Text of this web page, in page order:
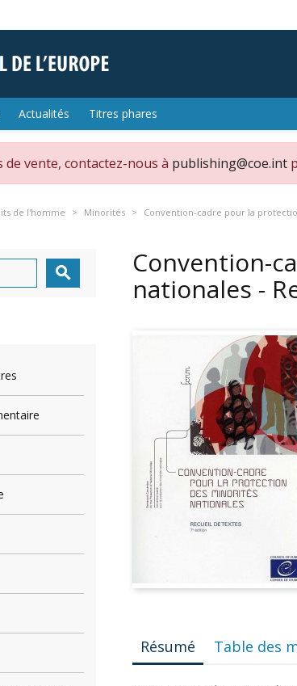
Actualités Titres phares
vente, contactez-nous à publishing@coe.int
de l'homme Minorités Convention-cadre pour la

Convention-
nationales -
Résumé Table des